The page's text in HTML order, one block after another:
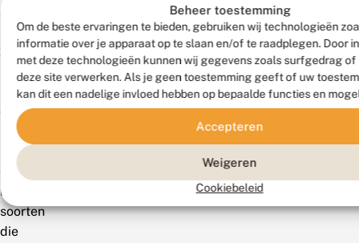
Beheer toestemming
Om de beste ervaringen te bieden, gebruiken wij technologieën
informatie over je apparaat op te slaan en/of te raadplegen. Door
met deze technologieën kunnen wij gegevens zoals surfgedrag of
deze site verwerken. Als je geen toestemming geeft of uw
kan dit een nadelige invloed hebben op bepaalde functies en
Accepteren
Weigeren
Cookiebeleid
het
zoeken
naar
nectar
op
bijvoorbeeld
luzerne
klavers,
soorten
die
habitat
en
de
waardplant(en).